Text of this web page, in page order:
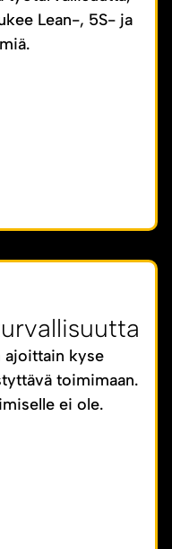
Lean-, 5S- ja
ajoittain kyse
toimimaan.
ei ole.